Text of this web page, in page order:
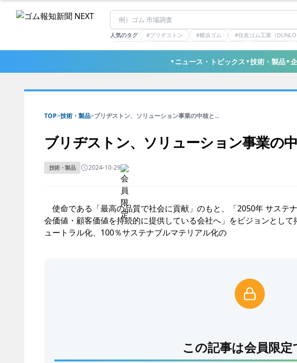
人気のタグ #ブリヂストン #横浜ゴム #住友ゴム工業（
#東ソー
▼ ニュース・トピックス ▼技術・製品▼
TOP>技術・製品>ブリヂストン、ソリューション事業の中核と...
ブリヂストン、ソリューション事業の
技術・製品 2024-10-29
使命である「最高の品質で社会に貢献」のもと、「2050年 サステ
会価値・顧客価値を持続的に提供している会社へ」をビジョンとし
ュートラル化、100％サステナブルマテリアル化の
この記事は会員限定